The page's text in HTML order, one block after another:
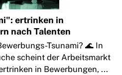
ertrinken in
nach Talenten
Tsunami? 🌊 In
scheint der Arbeitsmarkt
in Bewerbungen, ...